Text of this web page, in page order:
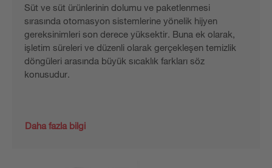
Süt ve süt ürünlerinin dolumu ve paketlenmesi
sırasında otomasyon sistemlerine yönelik hijyen
gereksinimleri son derece yüksektir. Buna ek olarak,
işletim süreleri ve düzenli olarak gerçekleşen temizlik
döngüleri arasında büyük sıcaklık farkları söz
konusudur.
Daha fazla bilgi